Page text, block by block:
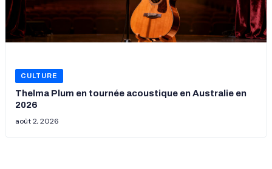
CULTURE
Thelma Plum en tournée acoustique en Australie en
2026
août 2, 2026